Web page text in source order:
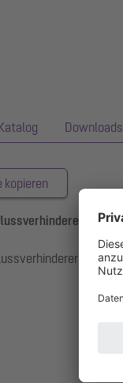
Downloads
kopieren